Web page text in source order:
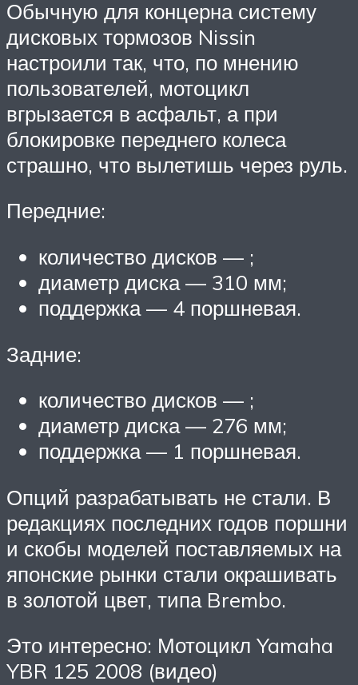
Обычную для концерна систему
дисковых тормозов Nissin
настроили так, что, по мнению
пользователей, мотоцикл
вгрызается в асфальт, а при
блокировке переднего колеса
страшно, что вылетишь через руль.
Передние:
количество дисков — ;
диаметр диска — 310 мм;
поддержка — 4 поршневая.
Задние:
количество дисков — ;
диаметр диска — 276 мм;
поддержка — 1 поршневая.
Опций разрабатывать не стали. В
редакциях последних годов поршни
и скобы моделей поставляемых на
японские рынки стали окрашивать
в золотой цвет, типа Brembo.
Это интересно: Мотоцикл Yamaha
YBR 125 2008 (видео)